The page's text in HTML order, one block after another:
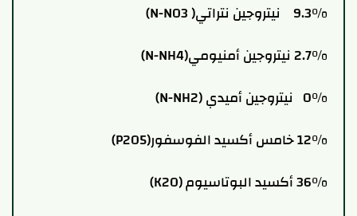
9.3% نيتروجين نتراتي( N-NO3)
2.7% نيتروجين أمنيومي(N-NH4)
0% نيتروجين أميدي (N-NH2)
12% خامس أكسيد الفوسفور(P2O5)
36% أكسيد البوتاسيوم (K2O)